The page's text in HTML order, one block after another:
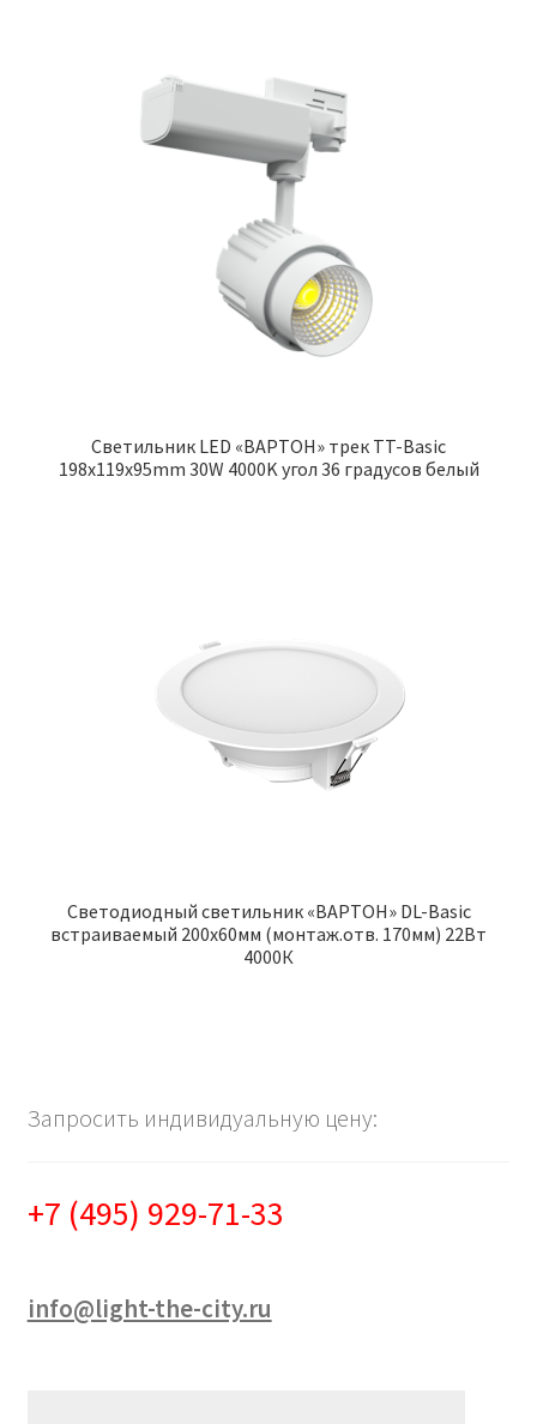
Cветильник LED «ВАРТОН» трек TT-Basic
198x119x95mm 30W 4000K угол 36 градусов белый
Светодиодный светильник «ВАРТОН» DL-Basic
встраиваемый 200х60мм (монтаж.отв. 170мм) 22Вт
4000К
Запросить индивидуальную цену:
+7 (495) 929-71-33
info@light-the-city.ru